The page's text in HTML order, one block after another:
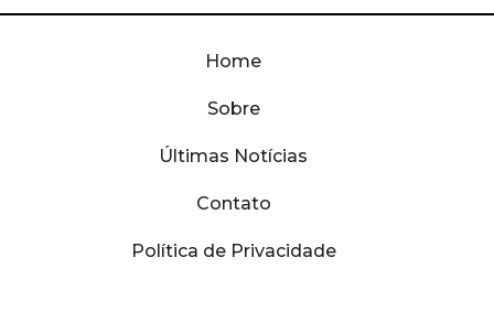
Home
Sobre
Últimas Notícias
Contato
Política de Privacidade